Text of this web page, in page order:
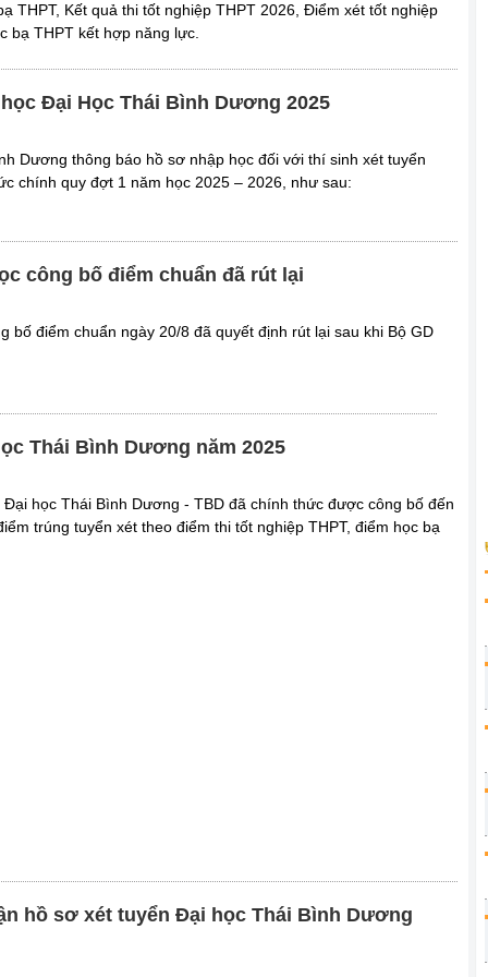
THPT, Kết quả thi tốt nghiệp THPT 2026, Điểm xét tốt nghiệp
bạ THPT kết hợp năng lực.
Đại Học Thái Bình Dương 2025
Dương thông báo hồ sơ nhập học đối với thí sinh xét tuyển
chính quy đợt 1 năm học 2025 – 2026, như sau:
công bố điểm chuẩn đã rút lại
bố điểm chuẩn ngày 20/8 đã quyết định rút lại sau khi Bộ GD
Thái Bình Dương năm 2025
học Thái Bình Dương - TBD đã chính thức được công bố đến
trúng tuyển xét theo điểm thi tốt nghiệp THPT, điểm học bạ
hồ sơ xét tuyển Đại học Thái Bình Dương